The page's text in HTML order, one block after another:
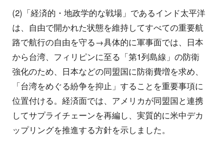
(2)「経済的・地政学的な戦場」であるインド太平洋
は、自由で開かれた状態を維持してすべての重要航
路で航行の自由を守る→具体的に軍事面では、日本
から台湾、フィリピンに至る「第1列島線」の防衛
強化のため、日本などの同盟国に防衛費増を求め、
「台湾をめぐる紛争を抑止」することを重要事項に
位置付ける。経済面では、アメリカが同盟国と連携
してサプライチェーンを再編し、実質的に米中デカ
ップリングを推進する方針を示しました。